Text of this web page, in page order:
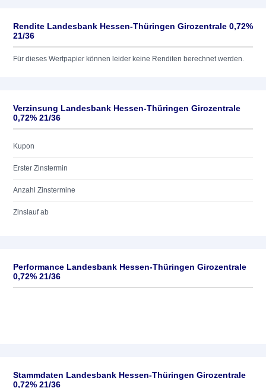
Rendite Landesbank Hessen-Thüringen Girozentrale 0,72%
21/36
Für dieses Wertpapier können leider keine Renditen berechnet werden.
Verzinsung Landesbank Hessen-Thüringen Girozentrale
0,72% 21/36
Kupon
Erster Zinstermin
Anzahl Zinstermine
Zinslauf ab
Performance Landesbank Hessen-Thüringen Girozentrale
0,72% 21/36
Stammdaten Landesbank Hessen-Thüringen Girozentrale
0,72% 21/36